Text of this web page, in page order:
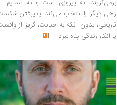
برمی‌گزیند، نه پیروزی است و نه تسلیم.
راهی دیگر را انتخاب می‌کند: پذیرفتن
تاریخی، بدون آنکه به خیانت، گریز از
یا انکار زندگی پناه ببرد ...